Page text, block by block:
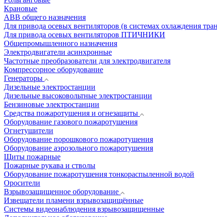
Крановые
АВВ общего назначения
Для привода осевых вентиляторов (в системах охлаждения
Для привода осевых вентиляторов ПТИЧНИКИ
Общепромышленного назначения
Электродвигатели асинхронные
Частотные преобразователи для электродвигателя
Компрессорное оборудование
Генераторы
Дизельные электростанции
Дизельные высоковольтные электростанции
Бензиновые электростанции
Средства пожаротушения и огнезащиты
Оборудование газового пожаротушения
Огнетушители
Оборудование порошкового пожаротушения
Оборудование аэрозольного пожаротушения
Щиты пожарные
Пожарные рукава и стволы
Оборудование пожаротушения тонкораспыленной водой
Оросители
Взрывозащищенное оборудование
Извещатели пламени взрывозащищённые
Системы видеонаблюдения взрывозащищенные